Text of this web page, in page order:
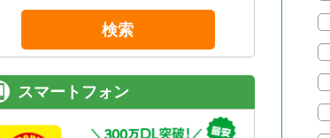
検索
スマートフォン